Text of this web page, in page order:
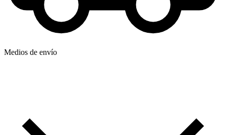
Medios de envío